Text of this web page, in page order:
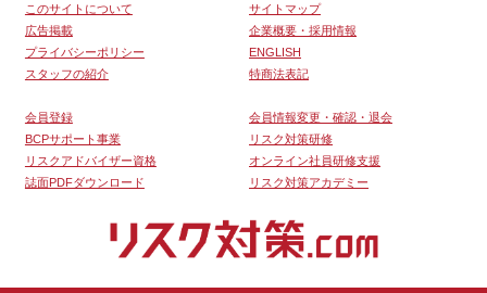
このサイトについて
サイトマップ
広告掲載
企業概要・採用情報
プライバシーポリシー
ENGLISH
スタッフの紹介
特商法表記
会員登録
会員情報変更・確認・退会
BCPサポート事業
リスク対策研修
リスクアドバイザー資格
オンライン社員研修支援
誌面PDFダウンロード
リスク対策アカデミー